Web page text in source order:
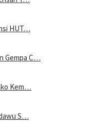
HUT…
Gempa C…
Kem…
S…